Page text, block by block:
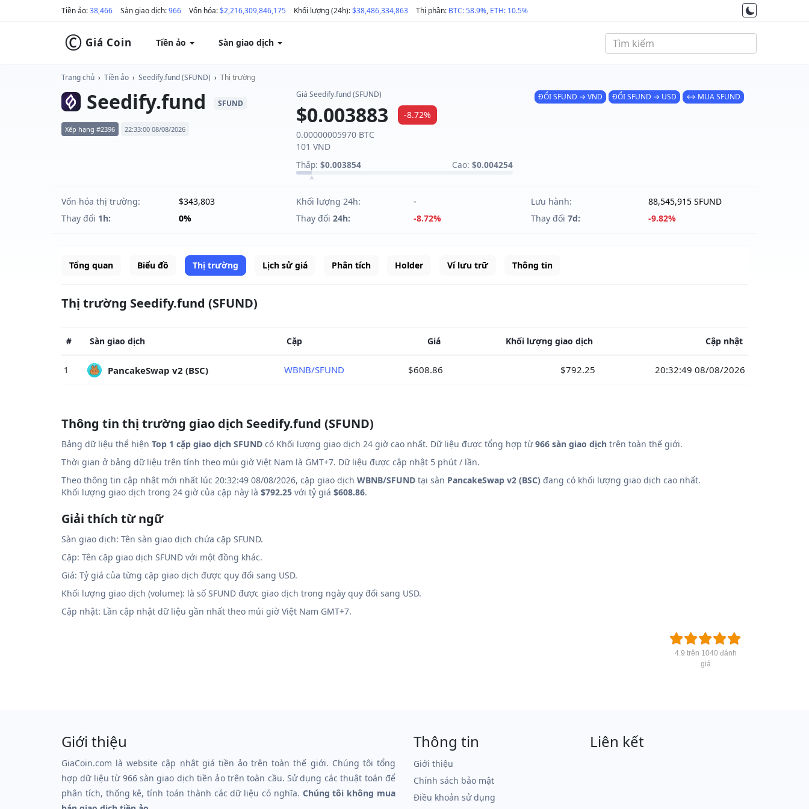
Tiền ảo:38,466 Sàn giao dịch:966 Vốn hóa:$2,216,309,846,175 Khối lượng (24h):$38,486,334,863 Thị phần: BTC: 58.9%, ETH: 10.5%
© Giá Coin Tiền ảo Sàn giao dịch
Trang chủ › Tiền ảo › Seedify.fund (SFUND) › Thị trường
Seedify.fund SFUND
Xếp hạng #2396 22:33:00 08/08/2026
Giá Seedify.fund (SFUND)
$0.003883
-8.72%
0.00000005970 BTC
101 VND
Thấp: $0.003854 Cao: $0.004254
ĐỔI SFUND → VND ĐỔI SFUND → USD ↔ MUA SFUND
Vốn hóa thị trường: $343,803 Khối lượng 24h: - Lưu hành:
88,545,915 SFUND
Thay đổi 1h: 0% Thay đổi 24h: -8.72% Thay đổi 7d: -9.82%
Tổng quan Biểu đồ Thị trường Lịch sử giá Phân tích Holder Ví lưu trữ Thông tin
Thị trường Seedify.fund (SFUND)
# Sàn giao dịch Cặp Giá Khối lượng giao dịch Cập nhật
1 PancakeSwap v2 (BSC) WBNB/SFUND $608.86 $792.25 20:32:49 08/08/2026
Thông tin thị trường giao dịch Seedify.fund (SFUND)
Bảng dữ liệu thể hiện Top 1 cặp giao dịch SFUND có Khối lượng giao dịch 24 giờ cao nhất. Dữ liệu được tổng hợp từ966 sàn giao dịch trên toàn thế giới.
Thời gian ở bảng dữ liệu trên tính theo múi giờ Việt Nam là GMT+7. Dữ liệu được cập nhật 5 phút / lần.
Theo thông tin cập nhật mới nhất lúc 20:32:49 08/08/2026, cặp giao dịch WBNB/SFUND tại sàn PancakeSwap v2 (BSC) đang có khối lượng giao dịch cao nhất.
Khối lượng giao dịch trong 24 giờ của cặp này là $792.25 với tỷ giá $608.86.
Giải thích từ ngữ
Sàn giao dịch: Tên sàn giao dịch chứa cặp SFUND.
Cặp: Tên cặp giao dịch SFUND với một đồng khác.
Giá: Tỷ giá của từng cặp giao dịch được quy đổi sang USD.
Khối lượng giao dịch (volume): là số SFUND được giao dịch trong ngày quy đổi sang USD.
Cập nhật: Lần cập nhật dữ liệu gần nhất theo múi giờ Việt Nam GMT+7.
4.9 trên 1040 đánh
giá
Giới thiệu
GiaCoin.com là website cập nhật giá tiền ảo trên toàn thế giới. Chúng tôi tổng
hợp dữ liệu từ 966 sàn giao dịch tiền ảo trên toàn cầu. Sử dụng các thuật toán để
phân tích, thống kê, tính toán thành các dữ liệu có nghĩa. Chúng tôi không mua
Thông tin
Giới thiệu
Chính sách bảo mật
Điều khoản sử dụng
Liên kết